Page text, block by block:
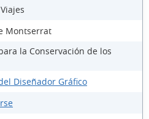
Montserrat
la Conservación de los
Diseñador Gráfico